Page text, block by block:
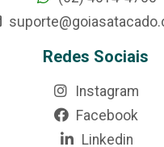
Redes Sociais
Instagram
Facebook
Linkedin